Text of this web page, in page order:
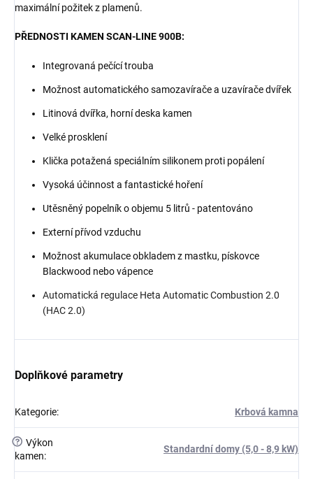
maximální požitek z plamenů.
PŘEDNOSTI KAMEN SCAN-LINE 900B:
Integrovaná pečící trouba
Možnost automatického samozavírače a uzavírače dvířek
Litinová dvířka, horní deska kamen
Velké prosklení
Klička potažená speciálním silikonem proti popálení
Vysoká účinnost a fantastické hoření
Utěsněný popelník o objemu 5 litrů - patentováno
Externí přívod vzduchu
Možnost akumulace obkladem z mastku, pískovce
Blackwood nebo vápence
Automatická regulace Heta Automatic Combustion 2.0
(HAC 2.0)
Doplňkové parametry
Kategorie: Krbová kamna
? Výkon
kamen:
Standardní domy (5,0 - 8,9 kW)